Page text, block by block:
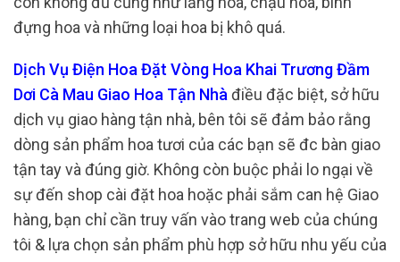
đựng hoa và những loại hoa bị khô quá.
Dịch Vụ Điện Hoa Đặt Vòng Hoa Khai Trương Đầm
Dơi Cà Mau Giao Hoa Tận Nhà điều đặc biệt, sở hữu
dịch vụ giao hàng tận nhà, bên tôi sẽ đảm bảo rằng
dòng sản phẩm hoa tươi của các bạn sẽ đc bàn giao
tận tay và đúng giờ. Không còn buộc phải lo ngại về
sự đến shop cài đặt hoa hoặc phải sắm can hệ Giao
hàng, bạn chỉ cần truy vấn vào trang web của chúng
tôi & lựa chọn sản phẩm phù hợp sở hữu nhu yếu của